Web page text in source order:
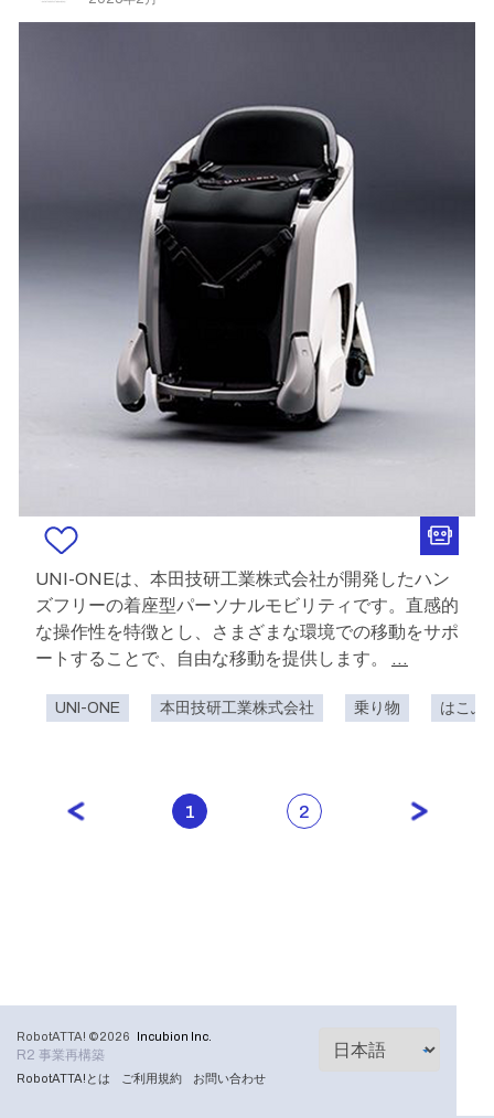
UNI-ONEは、本田技研工業株式会社が開発したハン
ズフリーの着座型パーソナルモビリティです。直感的
な操作性を特徴とし、さまざまな環境での移動をサポ
ートすることで、自由な移動を提供します。
...
UNI-ONE 本田技研工業株式会社 乗り物 はこぶ
1 2
RobotATTA! ©2026 Incubion Inc.
R2 事業再構築
RobotATTA!とは ご利用規約 お問い合わせ